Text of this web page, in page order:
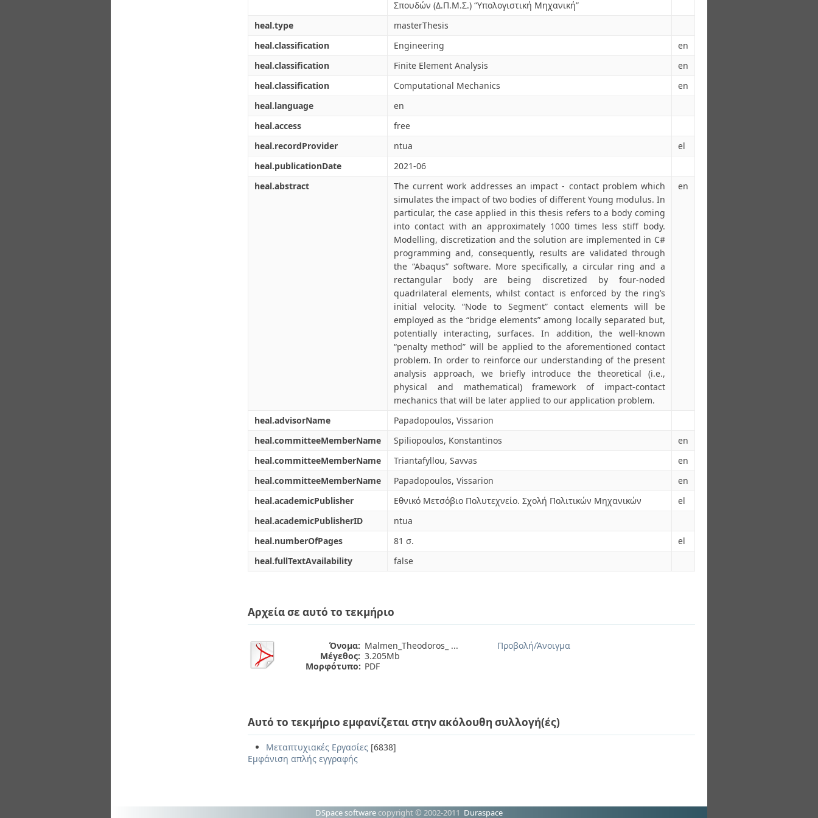
Σπουδών (Δ.Π.Μ.Σ.) “Υπολογιστική Μηχανική”
heal.type
masterThesis
heal.classification
Engineering
en
heal.classification
Finite Element Analysis
en
heal.classification
Computational Mechanics
en
heal.language
en
heal.access
free
heal.recordProvider
ntua
el
heal.publicationDate
2021-06
heal.abstract
The current work addresses an impact - contact problem which
simulates the impact of two bodies of different Young modulus. In
particular, the case applied in this thesis refers to a body coming
into contact with an approximately 1000 times less stiff body.
Modelling, discretization and the solution are implemented in C#
programming and, consequently, results are validated through
the “Abaqus” software. More specifically, a circular ring and a
rectangular body are being discretized by four-noded
quadrilateral elements, whilst contact is enforced by the ring’s
initial velocity. “Node to Segment” contact elements will be
employed as the “bridge elements” among locally separated but,
potentially interacting, surfaces. In addition, the well-known
“penalty method” will be applied to the aforementioned contact
problem. In order to reinforce our understanding of the present
analysis approach, we briefly introduce the theoretical (i.e.,
physical and mathematical) framework of impact-contact
mechanics that will be later applied to our application problem.
en
heal.advisorName
Papadopoulos, Vissarion
heal.committeeMemberName
Spiliopoulos, Konstantinos
en
heal.committeeMemberName
Triantafyllou, Savvas
en
heal.committeeMemberName
Papadopoulos, Vissarion
en
heal.academicPublisher
Εθνικό Μετσόβιο Πολυτεχνείο. Σχολή Πολιτικών Μηχανικών
el
heal.academicPublisherID
ntua
heal.numberOfPages
81 σ.
el
heal.fullTextAvailability
false
Αρχεία σε αυτό το τεκμήριο
Όνομα: Malmen_Theodoros_ ...
Μέγεθος: 3.205Mb
Μορφότυπο: PDF
Προβολή/Άνοιγμα
Αυτό το τεκμήριο εμφανίζεται στην ακόλουθη συλλογή(ές)
Μεταπτυχιακές Εργασίες [6838]
Εμφάνιση απλής εγγραφής
DSpace software copyright © 2002-2011 Duraspace